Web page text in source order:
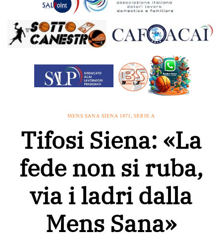
MENS SANA SIENA 1871, SERIE A
Tifosi Siena: «La
fede non si ruba,
via i ladri dalla
Mens Sana»